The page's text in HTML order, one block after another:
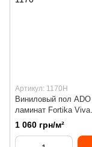
Артикул: 1170H
Виниловый пол
ламинат Fortika Viva
Herringbone
1 060 грн/м²